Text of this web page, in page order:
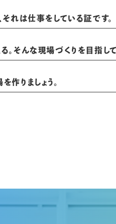
れは仕事をしている証です。
。そんな現場づくりを目指して
作りましょう。